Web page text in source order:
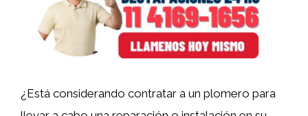
¿Está considerando contratar a un plomero para